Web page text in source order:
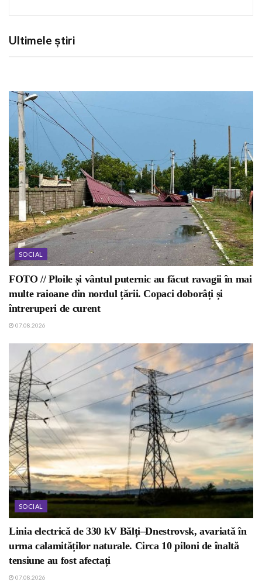
Ultimele știri
SOCIAL
FOTO // Ploile și vântul puternic au făcut ravagii în mai
multe raioane din nordul țării. Copaci doborâți și
întreruperi de curent
07.08.2026
SOCIAL
Linia electrică de 330 kV Bălți–Dnestrovsk, avariată în
urma calamităților naturale. Circa 10 piloni de înaltă
tensiune au fost afectați
07.08.2026